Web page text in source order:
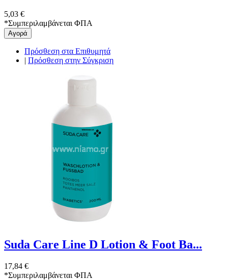
5,03 €
*Συμπεριλαμβάνεται ΦΠΑ
Αγορά
Πρόσθεση στα Επιθυμητά
| Πρόσθεση στην Σύγκριση
Suda Care Line D Lotion & Foot Ba...
17,84 €
*Συμπεριλαμβάνεται ΦΠΑ